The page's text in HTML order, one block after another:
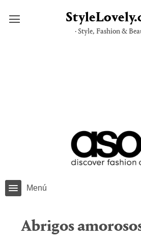
· Style, Fashion &
Menú
Abrigos